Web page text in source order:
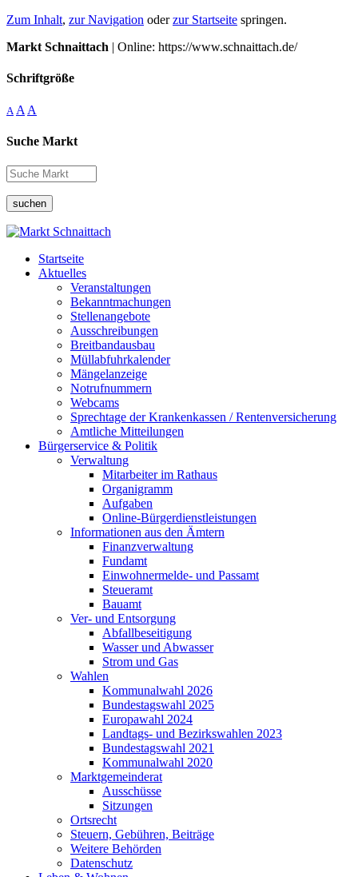
Zum Inhalt, zur Navigation oderzur Startseite springen.
Markt Schnaittach | Online: https://www.schnaittach.de/
Schriftgröße
A A A
Suche Markt
suchen
Startseite
Aktuelles
Veranstaltungen
Bekanntmachungen
Stellenangebote
Ausschreibungen
Breitbandausbau
Müllabfuhrkalender
Mängelanzeige
Notrufnummern
Webcams
Sprechtage der Krankenkassen / Rentenversicherung
Amtliche Mitteilungen
Bürgerservice & Politik
Verwaltung
Mitarbeiter im Rathaus
Organigramm
Aufgaben
Online-Bürgerdienstleistungen
Informationen aus den Ämtern
Finanzverwaltung
Fundamt
Einwohnermelde- und Passamt
Steueramt
Bauamt
Ver- und Entsorgung
Abfallbeseitigung
Wasser und Abwasser
Strom und Gas
Wahlen
Kommunalwahl 2026
Bundestagswahl 2025
Europawahl 2024
Landtags- und Bezirkswahlen 2023
Bundestagswahl 2021
Kommunalwahl 2020
Marktgemeinderat
Ausschüsse
Sitzungen
Ortsrecht
Steuern, Gebühren, Beiträge
Weitere Behörden
Datenschutz